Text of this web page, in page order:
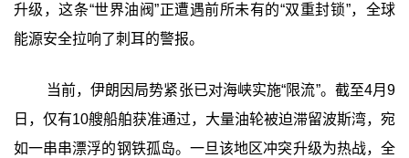
升级，这条“世界油阀”正遭遇前所未有的“双重封锁”，全球
能源安全拉响了刺耳的警报。
当前，伊朗因局势紧张已对海峡实施“限流”。截至4月9
日，仅有10艘船舶获准通过，大量油轮被迫滞留波斯湾，宛
如一串串漂浮的钢铁孤岛。一旦该地区冲突升级为热战，全